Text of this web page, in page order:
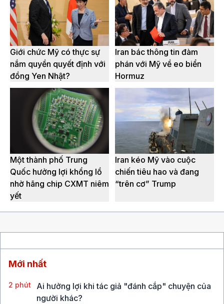
Giới chức Mỹ có thực sự
nắm quyền quyết định với
đồng Yen Nhật?
Iran bác thông tin đàm
phán với Mỹ về eo biển
Hormuz
Một thành phố Trung
Quốc hưởng lợi khổng lồ
nhờ hãng chip CXMT niêm
yết
Iran kéo Mỹ vào cuộc
chiến tiêu hao và đang
“trên cơ” Trump
Mới nhất
2 phút
Ai hưởng lợi khi tác giả "đánh cắp" chuyện của
người khác?